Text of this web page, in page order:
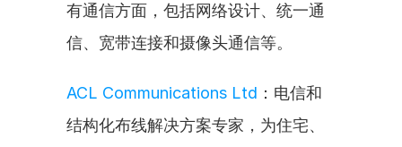
有通信方面，包括网络设计、统一通
信、宽带连接和摄像头通信等。
ACL Communications Ltd ：电信和
结构化布线解决方案专家，为住宅、